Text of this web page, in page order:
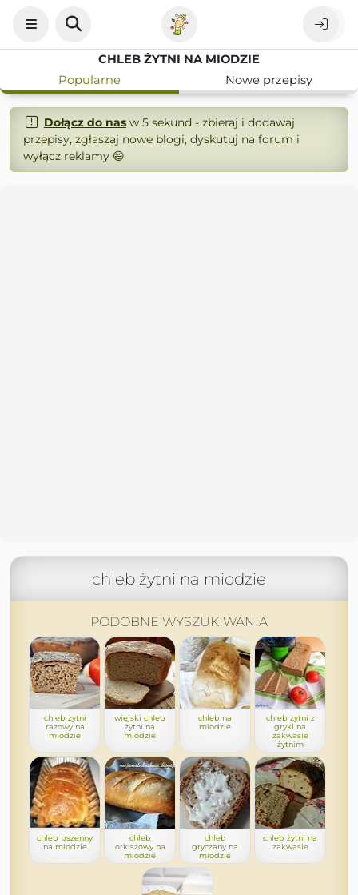
CHLEB ŻYTNI NA MIODZIE
Popularne
Nowe przepisy
Dołącz do nasw 5 sekund - zbieraj i dodawaj
przepisy, zgłaszaj nowe blogi, dyskutuj na forum i
wyłącz reklamy 😄
chleb żytni na miodzie
PODOBNE WYSZUKIWANIA
chleb żytni
razowy na
miodzie
wiejski chleb
żytni na
miodzie
chleb na
miodzie
chleb żytni z
gryki na
zakwasie
żytnim
chleb pszenny
na miodzie
chleb
orkiszowy na
miodzie
chleb
gryczany na
miodzie
chleb żytni na
zakwasie